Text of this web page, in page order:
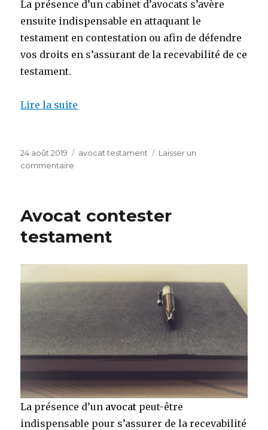
La présence d’un cabinet d’avocats s’avère
ensuite indispensable en attaquant le
testament en contestation ou afin de défendre
vos droits en s’assurant de la recevabilité de ce
testament.
Lire la suite
Publié
le
24 août 2019 Catégories
avocat testament
Laisser un
commentaire
Avocat contester
testament
La présence d’un avocat peut-être
indispensable pour s’assurer de la recevabilité